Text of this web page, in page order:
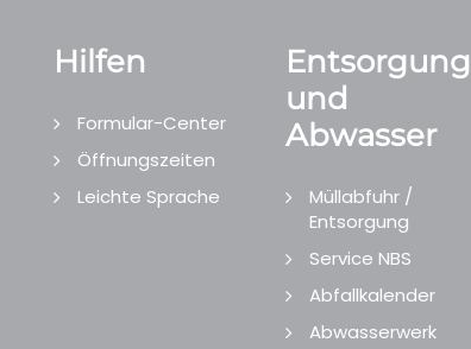
Hilfen
Formular-Center
Öffnungszeiten
Leichte Sprache
Entsorgung
und
Abwasser
Müllabfuhr /
Entsorgung
Service NBS
Abfallkalender
Abwasserwerk